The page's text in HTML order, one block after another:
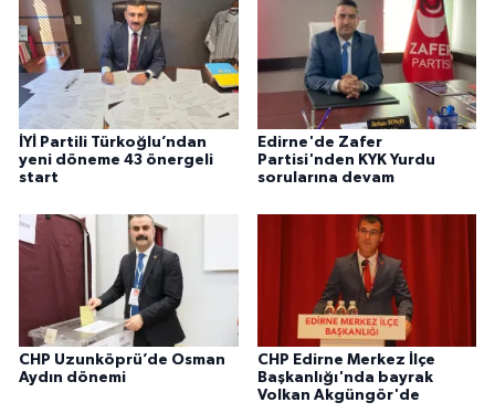
İYİ Partili Türkoğlu’ndan
yeni döneme 43 önergeli
start
Edirne'de Zafer
Partisi'nden KYK Yurdu
sorularına devam
CHP Uzunköprü’de Osman
Aydın dönemi
CHP Edirne Merkez İlçe
Başkanlığı'nda bayrak
Volkan Akgüngör'de